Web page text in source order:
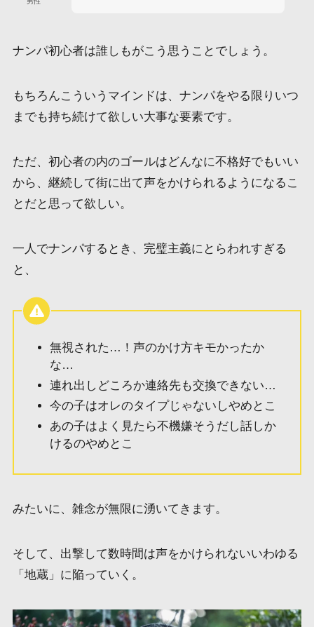
ナンパ初心者は誰しもがこう思うことでしょう。
もちろんこういうマインドは、ナンパをやる限りいつ
までも持ち続けて欲しい大事な要素です。
ただ、初心者の内のゴールはどんなに不格好でもいい
から、継続して街に出て声をかけられるようになるこ
とだと思って欲しい。
一人でナンパするとき、完璧主義にとらわれすぎる
と、
無視された…！声のかけ方キモかったか
な…
連れ出しどころか連絡先も交換できない…
今の子はオレのタイプじゃないしやめとこ
あの子はよく見たら不機嫌そうだし話しか
けるのやめとこ
みたいに、雑念が無限に湧いてきます。
そして、出撃して数時間は声をかけられないいわゆる
「地蔵」 に陥っていく。